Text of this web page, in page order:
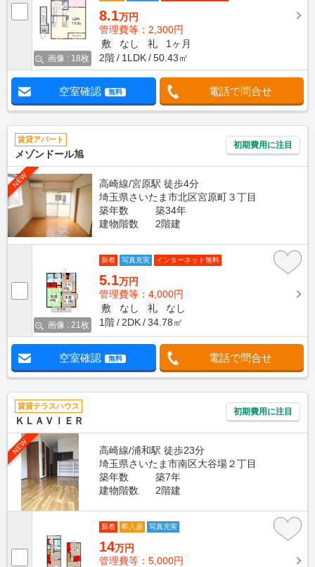
画像 : 18枚
8.1万円
管理費等：2,300円
敷
なし 礼
1ヶ月
2階
1LDK 50.43㎡
空室確認 無料 電話で問合せ
賃貸アパート
メゾンドール旭
初期費用に注目
NEW
高崎線/宮原駅 徒歩4分
埼玉県さいたま市北区宮原町３丁目
築年数
築34年
建物階数
2階建
画像 : 21枚
新着 写真充実 インターネット無料
5.1万円
管理費等：4,000円
敷
なし 礼
なし
1階
2DK 34.78㎡
空室確認 無料 電話で問合せ
賃貸テラスハウス
ＫＬＡＶＩＥＲ
初期費用に注目
NEW
高崎線/浦和駅 徒歩23分
埼玉県さいたま市南区大谷場２丁目
築年数
築7年
建物階数
2階建
新着 即入居 写真充実
14万円
管理費等：5,000円